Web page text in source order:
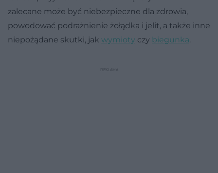
zalecane może być niebezpieczne dla zdrowia,
powodować podrażnienie żołądka i jelit, a także inne
niepożądane skutki, jak wymioty czy biegunka.